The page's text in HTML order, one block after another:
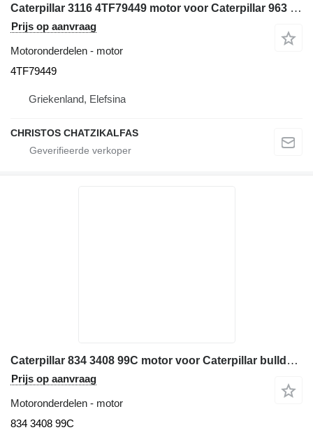
Caterpillar 3116 4TF79449 motor voor Caterpillar 963 C bulldozer
Prijs op aanvraag
Motoronderdelen - motor
4TF79449
Griekenland, Elefsina
CHRISTOS CHATZIKALFAS
Caterpillar 834 3408 99C motor voor Caterpillar bulldozer
Prijs op aanvraag
Motoronderdelen - motor
834 3408 99C